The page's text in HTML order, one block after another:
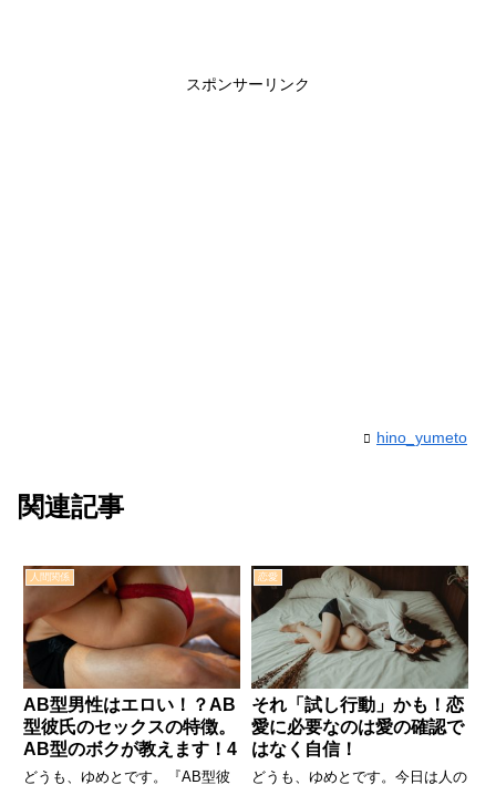
スポンサーリンク
hino_yumeto
関連記事
人間関係
AB型男性はエロい！？AB
型彼氏のセックスの特徴。
AB型のボクが教えます！4
どうも、ゆめとです。『AB型彼
恋愛
それ「試し行動」かも！恋
愛に必要なのは愛の確認で
はなく自信！
どうも、ゆめとです。今日は人の